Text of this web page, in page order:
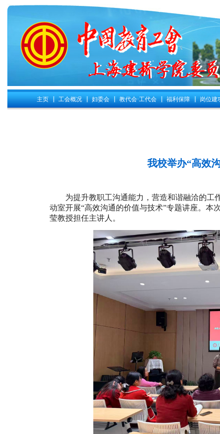
主页 工会概况 妇委会 教代会·工代会 福利保障 岗位建
我校举办“高效
为提升教职工沟通能力，营造和谐融洽的工
动室开展“高效沟通的价值与技术”专题讲座。本
莹教授担任主讲人。